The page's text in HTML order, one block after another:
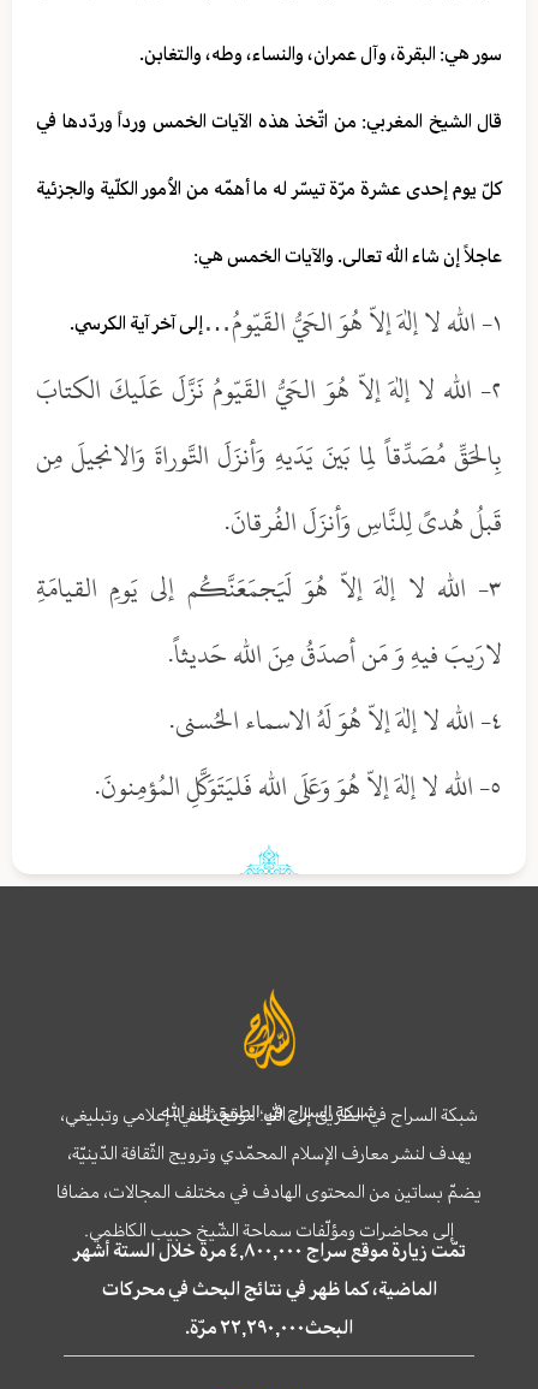
سور هي: البقرة، وآل عمران، والنساء، وطه، والتغابن.
قال الشيخ المغربي: من اتّخذ هذه الآيات الخمس ورداً وردّدها في
كلّ يوم إحدى عشرة مرّة تيسّر له ما أهمّه من الاُمور الكلّية والجزئية
عاجلاً إن شاء الله تعالى. والآيات الخمس هي:
١- الله لا إلهَ إلاّ هُوَ الحَيُّ القَيّومُ… إلى آخر آية الكرسي.
٢- الله لا إلهَ إلاّ هُوَ الحَيُّ القَيّومُ نَزَّلَ عَلَيكَ الكتابَ
بِالحَقِّ مُصَدِّقاً لِما بَينَ يَدَيهِ وَأنزَلَ التَّوراةَ وَالانجيلَ مِن
قَبلُ هُدىً لِلنَّاسِ وَأنزَلَ الفُرقانَ.
٣- الله لا إلهَ إلاّ هُوَ لَيَجمَعَنَّكُم إلى يَومِ القيامَةِ
لارَيبَ فيهِ وَ مَن أصدَقُ مِنَ الله حَديثاً.
٤- الله لا إلهَ إلاّ هُوَ لَهُ الاسماء الحُسنى.
٥- الله لا إلهَ إلاّ هُوَ وَعَلَى الله فَليَتَوَكَّلِ المُؤمِنونَ.
شبكة السراج في الطريق إلى الله
شبكة السراج في الطريق إلى الله؛ موقع ثقافي، إعلامي وتبليغي،
يهدف لنشر معارف الإسلام المحمّدي وترويج الثّقافة الدّينيّة،
يضمّ بساتين من المحتوى الهادف في مختلف المجالات، مضافا
إلى محاضرات ومؤلّفات سماحة الشّيخ حبيب الكاظمي.
تمّت زيارة موقع سراج ٤,٨٠٠,٠٠٠ مرة خلال الستة أشهر
الماضية، كما ظهر في نتائج البحث في محركات
البحث٢٢,٢٩٠,٠٠٠ مرّة.